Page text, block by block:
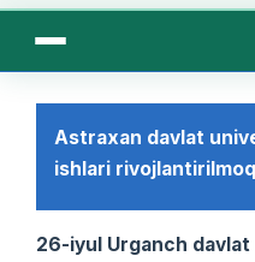
Astraxan davlat
ishlari
26-iyul Urganch